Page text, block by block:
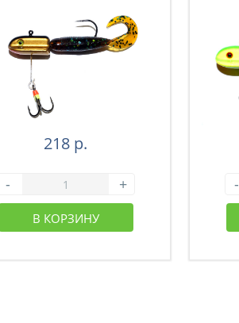
218 р.
- +
В КОРЗИНУ
-